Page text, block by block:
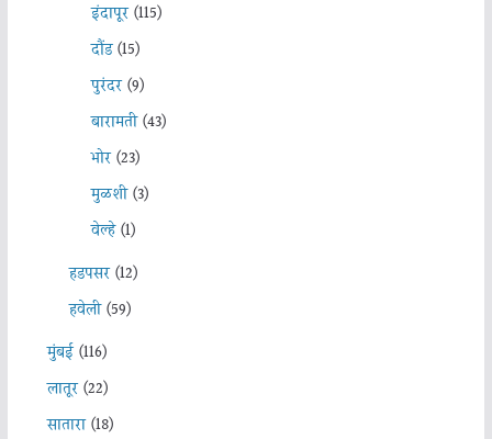
इंदापूर(115)
दौंड(15)
पुरंदर(9)
बारामती(43)
भोर(23)
मुळशी(3)
वेल्हे(1)
हडपसर(12)
हवेली(59)
मुंबई(116)
लातूर(22)
सातारा(18)